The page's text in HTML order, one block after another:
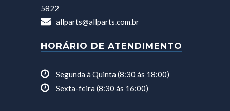
5822
allparts@allparts.com.br
HORÁRIO DE ATENDIMENTO
Segunda à Quinta (8:30 às 18:00)
Sexta-feira (8:30 às 16:00)